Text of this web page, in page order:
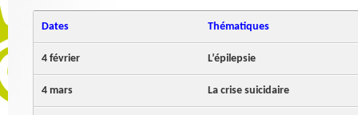
Dates Thématiques
4 février L’épilepsie
4 mars La crise suicidaire